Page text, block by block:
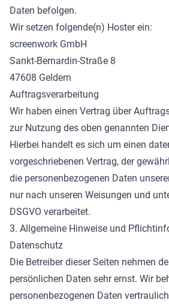
Daten befolgen.
Wir setzen folgende(n) Hoster ein:
screenwork GmbH
Sankt-Bernardin-Straße 8
47608 Geldern
Auftragsverarbeitung
Wir haben einen Vertrag über
zur Nutzung des oben genannten
Hierbei handelt es sich um einen
vorgeschriebenen Vertrag, der
die personenbezogenen Daten
nur nach unseren Weisungen und
DSGVO verarbeitet.
3. Allgemeine Hinweise und
Datenschutz
Die Betreiber dieser Seiten nehmen
persönlichen Daten sehr ernst. Wir
personenbezogenen Daten